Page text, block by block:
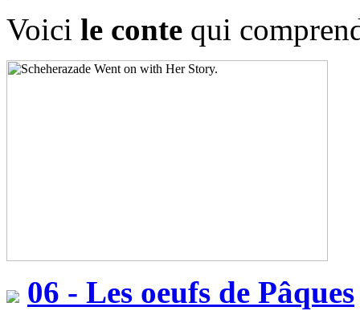
Voici le conte qui
06 - Les oeufs de Pâques